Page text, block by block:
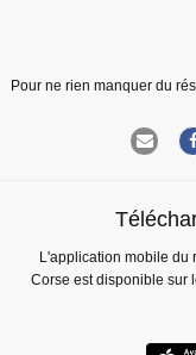
Pour ne rien manquer du
L'application mobile du
Corse est disponible sur